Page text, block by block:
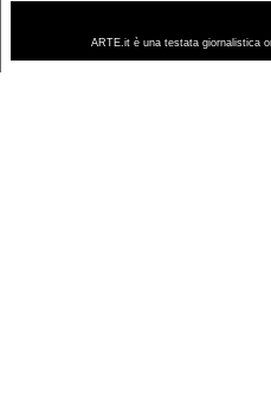
ARTE.it è una testata giornalistica